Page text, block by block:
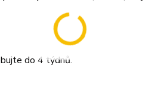
do 4 týdnů.